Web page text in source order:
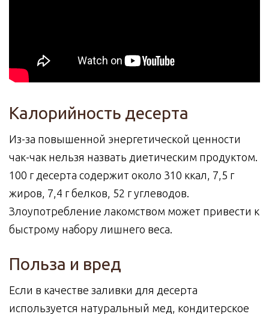
Калорийность десерта
Из-за повышенной энергетической ценности
чак-чак нельзя назвать диетическим продуктом.
100 г десерта содержит около 310 ккал, 7,5 г
жиров, 7,4 г белков, 52 г углеводов.
Злоупотребление лакомством может привести к
быстрому набору лишнего веса.
Польза и вред
Если в качестве заливки для десерта
используется натуральный мед, кондитерское